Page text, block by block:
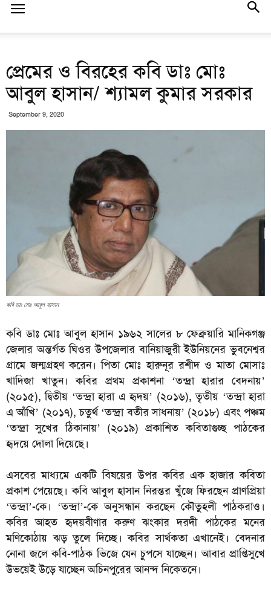
প্রেমের ও বিরহের কবি ডাঃ মোঃ
আবুল হাসান/ শ্যামল কুমার সরকার
September 9, 2020
কবি ডাঃ মোঃ আবুল হাসান
কবি ডাঃ মোঃ আবুল হাসান ১৯৬২ সালের ৮ ফেব্রুয়ারি মানিকগঞ্জ
জেলার অন্তর্গত ঘিওর উপজেলার বানিয়াজুরী ইউনিয়নের ভুবনেশ্বর
গ্রামে জন্মগ্রহণ করেন। পিতা মোঃ হারুনূর রশীদ ও মাতা মোসাঃ
খাদিজা খাতুন। কবির প্রথম প্রকাশনা ‘তন্দ্রা হারার বেদনায়’
(২০১৫), দ্বিতীয় ‘তন্দ্রা হারা এ হৃদয়’ (২০১৬), তৃতীয় ‘তন্দ্রা হারা
এ আঁখি’ (২০১৭), চতুর্থ ‘তন্দ্রা বতীর সাধনায়’ (২০১৮) এবং পঞ্চম
‘তন্দ্রা সুখের ঠিকানায়’ (২০১৯) প্রকাশিত কবিতাগুচ্ছ পাঠকের
হৃদয়ে দোলা দিয়েছে।
এসবের মাধ্যমে একটি বিষয়ের উপর কবির এক হাজার কবিতা
প্রকাশ পেয়েছে। কবি আবুল হাসান নিরন্তর খুঁজে ফিরছেন প্রাণপ্রিয়া
‘তন্দ্রা’-কে। ‘তন্দ্রা’-কে অনুসন্ধান করছেন কৌতুহলী পাঠকরাও।
কবির আহত হৃদয়বীণার করুণ ঝংকার দরদী পাঠকের মনের
মণিকোঠায় ঝড় তুলে দিচ্ছে। কবির সার্থকতা এখানেই। বেদনার
নোনা জলে কবি-পাঠক ভিজে যেন চুপসে যাচ্ছেন। আবার প্রাপ্তিসুখে
উভয়েই উড়ে যাচ্ছেন অচিনপুরের আনন্দ নিকেতনে।